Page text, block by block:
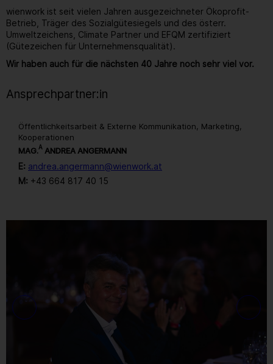
wienwork ist seit vielen Jahren ausgezeichneter Ökoprofit-
Betrieb, Träger des Sozialgütesiegels und des österr.
Umweltzeichens, Climate Partner und EFQM zertifiziert
(Gütezeichen für Unternehmensqualität).
Wir haben auch für die nächsten 40 Jahre noch sehr viel vor.
Ansprechpartner:in
Öffentlichkeitsarbeit & Externe Kommunikation, Marketing,
Kooperationen
MAG.A ANDREA ANGERMANN
E: andrea.angermann@wienwork.at
M: +43 664 817 40 15